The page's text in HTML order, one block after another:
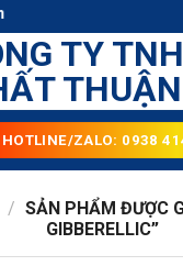
HOTLINE/ZALO: 0938
/ SẢN PHẨM ĐƯỢC
GIBBERELLIC”